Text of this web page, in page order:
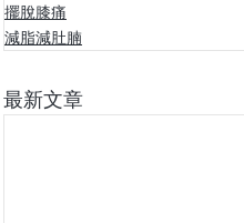
擺脫膝痛
減脂減肚腩
最新文章